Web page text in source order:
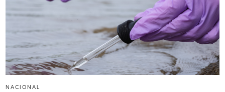
NACIONAL